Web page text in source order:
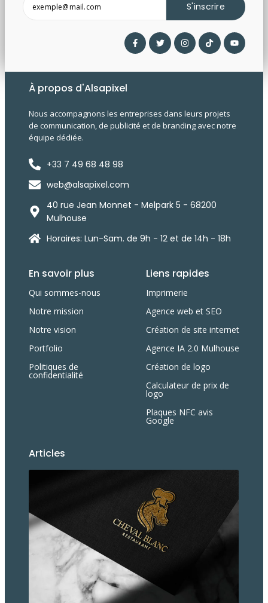
S'inscrire
À propos d'Alsapixel
Nous accompagnons les entreprises dans leurs projets
de communication, de publicité et de branding avec notre
équipe dédiée.
+33 7 49 68 48 98
web@alsapixel.com
40 rue Jean Monnet - Melpark 5 - 68200
Mulhouse
Horaires: Lun-Sam. de 9h - 12 et de 14h - 18h
En savoir plus
Qui sommes-nous
Notre mission
Notre vision
Portfolio
Politiques de
confidentialité
Liens rapides
Imprimerie
Agence web et SEO
Création de site internet
Agence IA 2.0 Mulhouse
Création de logo
Calculateur de prix de
logo
Plaques NFC avis
Google
Articles